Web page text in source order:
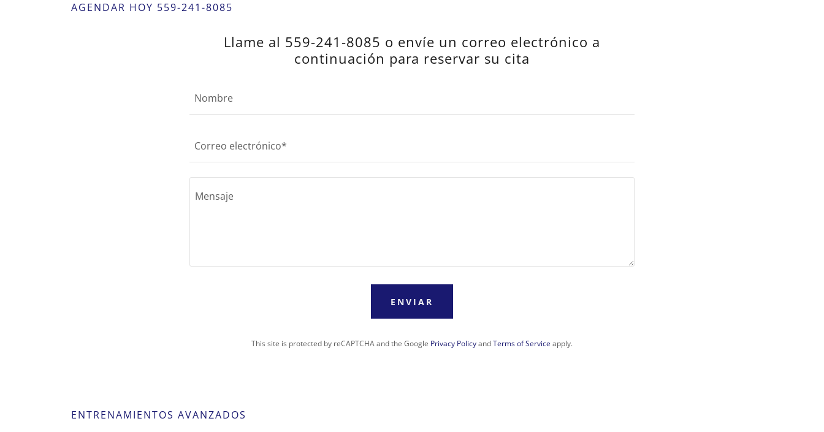
AGENDAR HOY 559-241-8085
Llame al 559-241-8085 o envíe un correo electrónico a
continuación para reservar su cita
Nombre
Correo electrónico*
ENVIAR
This site is protected by reCAPTCHA and the Google Privacy PolicyandTerms of Service apply.
ENTRENAMIENTOS AVANZADOS